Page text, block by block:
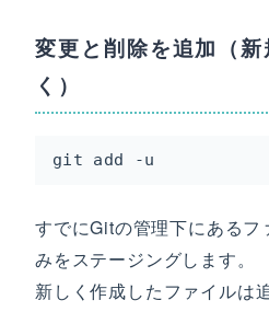
変更と削除を追加（
く）
git add -u
すでにGitの管理下にあるフ
みをステージングします。
新しく作成したファイルは